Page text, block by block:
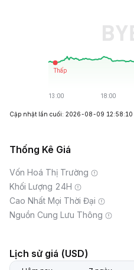
Cập nhật lần cuối: 2026-08-09 12:58:10
Thống Kê Giá
Vốn Hoá Thị Trường
Khối Lượng 24H
Cao Nhất Mọi Thời Đại
Nguồn Cung Lưu Thông
Lịch sử giá (USD)